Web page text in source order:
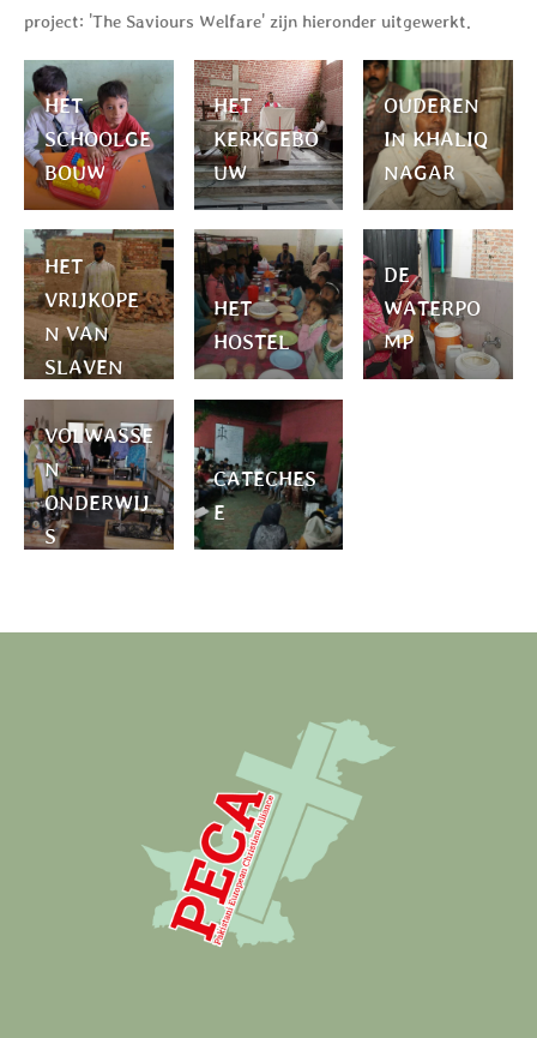
project: 'The Saviours Welfare' zijn hieronder uitgewerkt.
HET
SCHOOLGE
BOUW
HET
KERKGEBO
UW
OUDEREN
IN KHALIQ
NAGAR
HET
VRIJKOPE
N VAN
SLAVEN
HET
HOSTEL
DE
WATERPO
MP
VOLWASSE
N
ONDERWIJ
S
CATECHES
E